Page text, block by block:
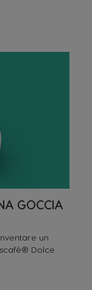
GOCCIA
un
Dolce